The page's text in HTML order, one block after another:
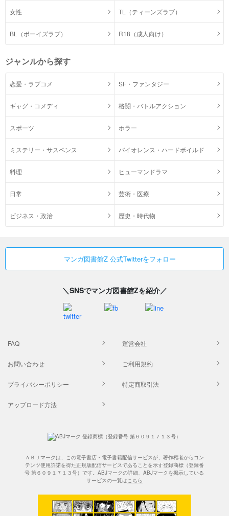
女性 TL（ティーンズラブ）
BL（ボーイズラブ） R18（成人向け）
ジャンルから探す
恋愛・ラブコメ SF・ファンタジー
ギャグ・コメディ 格闘・バトルアクション
スポーツ ホラー
ミステリー・サスペンス バイオレンス・ハードボイルド
料理 ヒューマンドラマ
日常 芸術・医療
ビジネス・政治 歴史・時代物
マンガ図書館Z 公式Twitterをフォロー
＼SNSでマンガ図書館Zを紹介／
FAQ 運営会社
お問い合わせ ご利用規約
プライバシーポリシー 特定商取引法
アップロード方法
ＡＢＪマークは、この電子書店・電子書籍配信サービスが、著作権者からコン
テンツ使用許諾を得た正規版配信サービスであることを示す登録商標（登録番
号 第６０９１７１３号）です。ABJマークの詳細、ABJマークを掲示している
サービスの一覧はこちら